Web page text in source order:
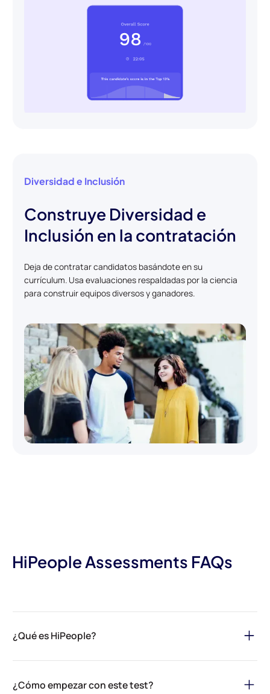
Diversidad e Inclusión
Construye Diversidad e
Inclusión en la contratación
Deja de contratar candidatos basándote en su
currículum. Usa evaluaciones respaldadas por la ciencia
para construir equipos diversos y ganadores.
HiPeople Assessments FAQs
¿Qué es HiPeople?
contratación y asegurar el mejor talento para tu organización. A
¿Cómo empezar con este test?